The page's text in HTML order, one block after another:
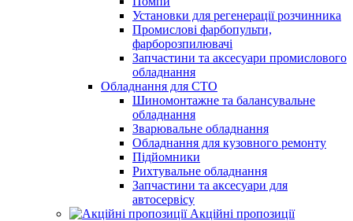
Установки для регенерації розчинника
Промислові фарбопульти,
фарборозпилювачі
Запчастини та аксесуари промислового
обладнання
Обладнання для СТО
Шиномонтажне та балансувальне
обладнання
Зварювальне обладнання
Обладнання для кузовного ремонту
Підйомники
Рихтувальне обладнання
Запчастини та аксесуари для
автосервісу
Акційні пропозиції